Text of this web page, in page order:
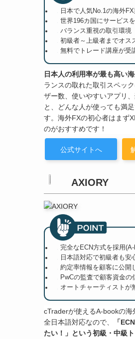
日本で人気No.1の海外
世界196カ国にサービス
バランス重視の取引環境
初級者～上級者までオス
無料でトレード講座が受
日本人の利用率が最も高い海
ランスの取れた取引スペッ
ザー数、使いやすいアプリ
と、どんな人が使っても満
す。海外FXの初心者はまず
のがおすすめです！
公式サイトへ
AXIORY
完全なECN方式を採用
日本語対応で初級者も安
約定率情報を顧客に公開
PwCの監査で顧客資金の
オートチャーティストが
cTraderが使えるA-bookの海
全日本語対応なので、
「
たい！」という初級・中級